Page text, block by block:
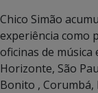
Chico Simão
experiência como
oficinas de música
Horizonte, São
Bonito , Corumbá,